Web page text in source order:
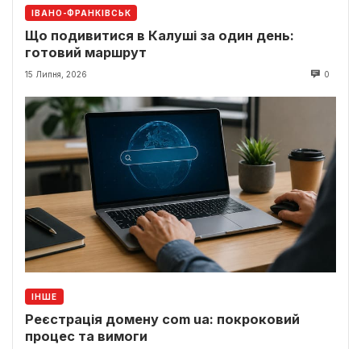
ІВАНО-ФРАНКІВСЬК
Що подивитися в Калуші за один день:
готовий маршрут
15 Липня, 2026 0
ІНШЕ
Реєстрація домену com ua: покроковий
процес та вимоги